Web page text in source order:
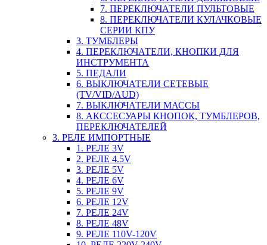
7. ПЕРЕКЛЮЧАТЕЛИ ПУЛЬТОВЫЕ
8. ПЕРЕКЛЮЧАТЕЛИ КУЛАЧКОВЫЕ
СЕРИИ КПУ
3. ТУМБЛЕРЫ
4. ПЕРЕКЛЮЧАТЕЛИ, КНОПКИ ДЛЯ
ИНСТРУМЕНТА
5. ПЕДАЛИ
6. ВЫКЛЮЧАТЕЛИ СЕТЕВЫЕ
(TV/VID/AUD)
7. ВЫКЛЮЧАТЕЛИ МАССЫ
8. АКССЕСУАРЫ КНОПОК, ТУМБЛЕРОВ,
ПЕРЕКЛЮЧАТЕЛЕЙ
3. РЕЛЕ ИМПОРТНЫЕ
1. РЕЛЕ 3V
2. РЕЛЕ 4.5V
3. РЕЛЕ 5V
4. РЕЛЕ 6V
5. РЕЛЕ 9V
6. РЕЛЕ 12V
7. РЕЛЕ 24V
8. РЕЛЕ 48V
9. РЕЛЕ 110V-120V